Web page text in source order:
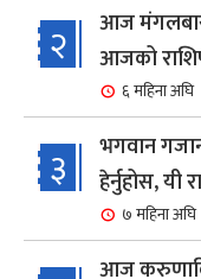
२
आज मंगलबार
आजको
६ महिना अघि
३
भगवान
हेर्नुहोस, यी
७ महिना अघि
आज